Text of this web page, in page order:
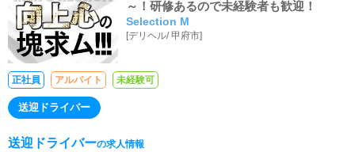
～！研修あるので未経験者も歓迎！
Selection M
[デリヘル/甲府市]
正社員 アルバイト 未経験可
送迎ドライバー
送迎ドライバーの求人情報